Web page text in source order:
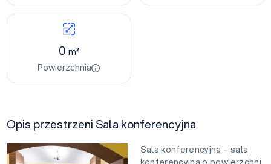
0 m²
Powierzchnia
Opis przestrzeni Sala konferencyjna
Sala konferencyjna – sala